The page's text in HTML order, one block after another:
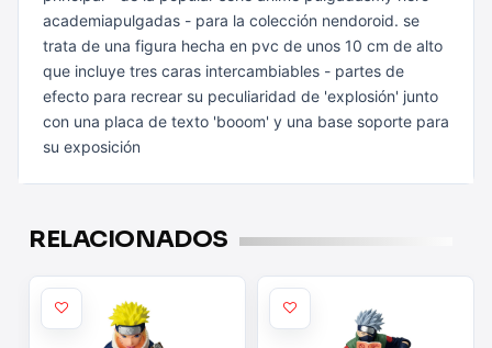
academiapulgadas - para la colección nendoroid. se
trata de una figura hecha en pvc de unos 10 cm de alto
que incluye tres caras intercambiables - partes de
efecto para recrear su peculiaridad de 'explosión' junto
con una placa de texto 'booom' y una base soporte para
su exposición
RELACIONADOS